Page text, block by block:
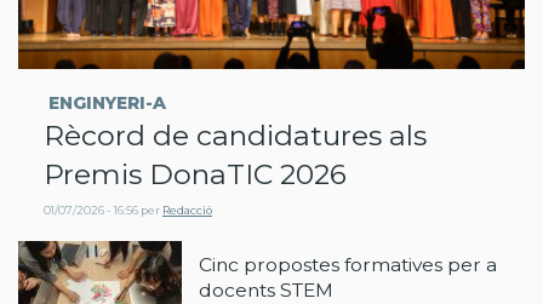
ENGINYERI-A
Rècord de candidatures als
Premis DonaTIC 2026
01/07/2026 - 16:56 per Redacció
Cinc propostes formatives per a
docents STEM